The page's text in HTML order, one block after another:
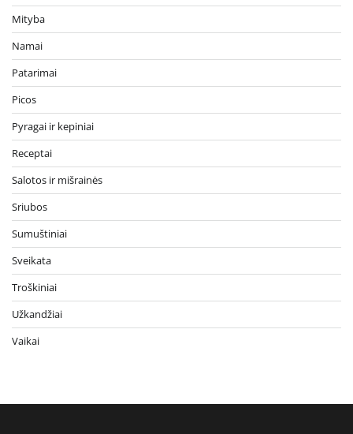
Mityba
Namai
Patarimai
Picos
Pyragai ir kepiniai
Receptai
Salotos ir mišrainės
Sriubos
Sumuštiniai
Sveikata
Troškiniai
Užkandžiai
Vaikai